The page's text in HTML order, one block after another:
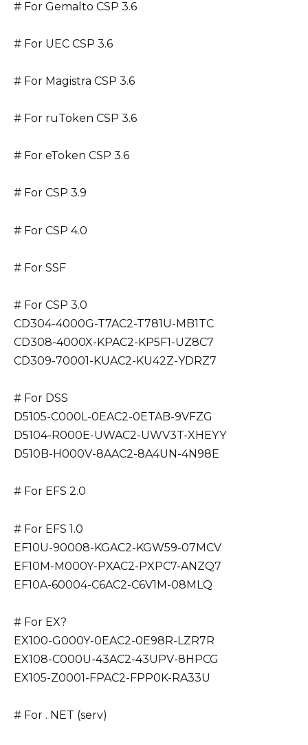
# For Gemalto CSP 3.6
# For UEC CSP 3.6
# For Magistra CSP 3.6
# For ruToken CSP 3.6
# For eToken CSP 3.6
# For CSP 3.9
# For CSP 4.0
# For SSF
# For CSP 3.0
CD304-4000G-T7AC2-T781U-MB1TC
CD308-4000X-KPAC2-KP5F1-UZ8C7
CD309-70001-KUAC2-KU42Z-YDRZ7
# For DSS
D5105-C000L-0EAC2-0ETAB-9VFZG
D5104-R000E-UWAC2-UWV3T-XHEYY
D510B-H000V-8AAC2-8A4UN-4N98E
# For EFS 2.0
# For EFS 1.0
EF10U-90008-KGAC2-KGW59-07MCV
EF10M-M000Y-PXAC2-PXPC7-ANZQ7
EF10A-60004-C6AC2-C6V1M-08MLQ
# For EX?
EX100-G000Y-0EAC2-0E98R-LZR7R
EX108-C000U-43AC2-43UPV-8HPCG
EX105-Z0001-FPAC2-FPP0K-RA33U
# For . NET (serv)